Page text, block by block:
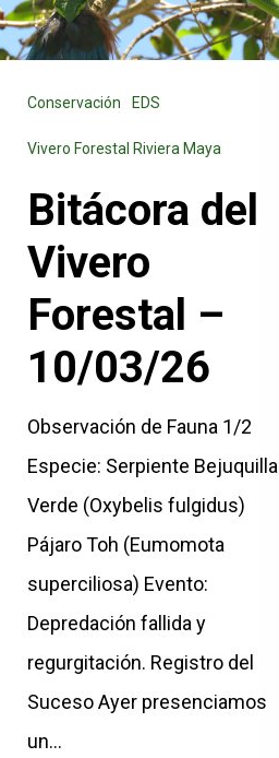
Conservación EDS
Vivero Forestal Riviera Maya
Bitácora del
Vivero
Forestal –
10/03/26
Observación de Fauna 1/2
Especie: Serpiente Bejuquilla
Verde (Oxybelis fulgidus)
Pájaro Toh (Eumomota
superciliosa) Evento:
Depredación fallida y
regurgitación. Registro del
Suceso Ayer presenciamos
un…